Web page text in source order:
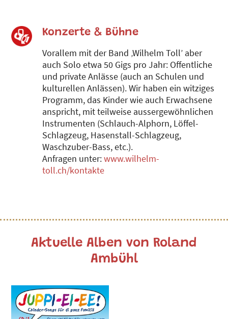
Konzerte & Bühne
Vorallem mit der Band ‚Wilhelm Toll’ aber
auch Solo etwa 50 Gigs pro Jahr: Offentliche
und private Anlässe (auch an Schulen und
kulturellen Anlässen). Wir haben ein witziges
Programm, das Kinder wie auch Erwachsene
anspricht, mit teilweise aussergewöhnlichen
Instrumenten (Schlauch-Alphorn, Löffel-
Schlagzeug, Hasenstall-Schlagzeug,
Waschzuber-Bass, etc.).
Anfragen unter:www.wilhelm-
toll.ch/kontakte
Aktuelle Alben von Roland
Ambühl